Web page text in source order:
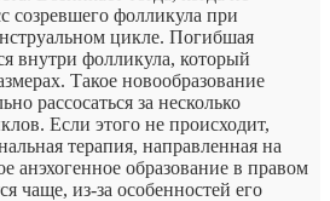
созревшего фолликула при
цикле. Погибшая
внутри фолликула, который
Такое новообразование
рассосаться за несколько
Если этого не происходит,
терапия, направленная на
анэхогенное образование в правом
чаще, из-за особенностей его